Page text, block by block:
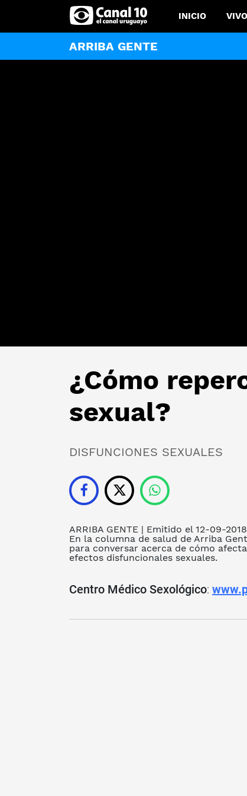
INICIO VIVO
ARRIBA GENTE
¿Cómo
sexual?
DISFUNCIONES SEXUALES
ARRIBA GENTE | Emitido el 12-09-2018
En la columna de salud de Arriba
para conversar acerca de cómo
efectos disfuncionales sexuales.
Centro Médico Sexológico: